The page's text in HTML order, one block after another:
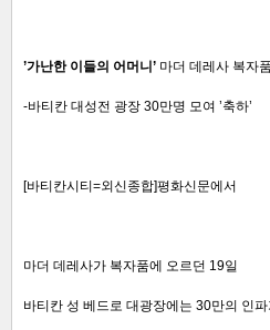
’가난한 이들의 어머니’ 마더 데레사 복자
-바티칸 대성전 광장 30만명 모여 ’축하’
[바티칸시티=외신종합]평화신문에서
마더 데레사가 복자품에 오르던 19일
바티칸 성 베드로 대광장에는 30만의 인파